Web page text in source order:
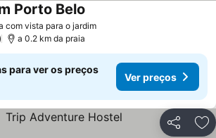
com vista para o jardim
Porto Belo
a 0.2 km da praia
para ver os preços
Ver preços
Partilhar